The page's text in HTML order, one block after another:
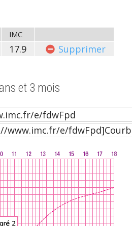
IMC
17.9 Supprimer
et 3 mois